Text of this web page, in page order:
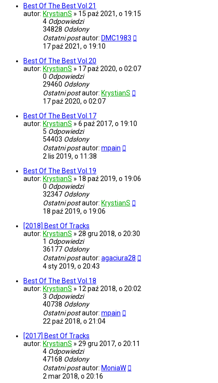
Best Of The Best Vol.21
autor: KrystianS » 15 paź 2021, o 19:15
4 Odpowiedzi
34828 Odsłony
Ostatni postautor: DMC1983
17 paź 2021, o 19:10
Best Of The Best Vol.20
autor: KrystianS » 17 paź 2020, o 02:07
0 Odpowiedzi
29460 Odsłony
Ostatni postautor: KrystianS
17 paź 2020, o 02:07
Best Of The Best Vol.17
autor: KrystianS » 6 paź 2017, o 19:10
5 Odpowiedzi
54403 Odsłony
Ostatni postautor: mpain
2 lis 2019, o 11:38
Best Of The Best Vol.19
autor: KrystianS » 18 paź 2019, o 19:06
0 Odpowiedzi
32347 Odsłony
Ostatni postautor: KrystianS
18 paź 2019, o 19:06
[2018] Best Of Tracks
autor: KrystianS » 28 gru 2018, o 20:30
1 Odpowiedzi
36177 Odsłony
Ostatni postautor: agaciura28
4 sty 2019, o 20:43
Best Of The Best Vol.18
autor: KrystianS » 12 paź 2018, o 20:02
3 Odpowiedzi
40738 Odsłony
Ostatni postautor: mpain
22 paź 2018, o 21:04
[2017] Best Of Tracks
autor: KrystianS » 29 gru 2017, o 20:11
4 Odpowiedzi
47168 Odsłony
Ostatni postautor: MoniaW
2 mar 2018, o 20:16